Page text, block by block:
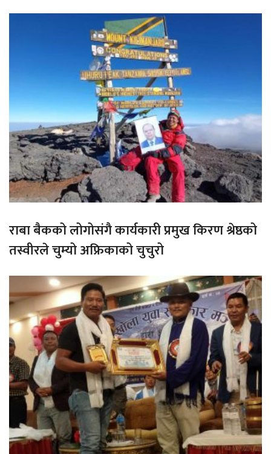
राबा बैकको लोगोसंगै कार्यकारी प्रमुख किरण श्रेष्ठको
तस्वीरले चुम्यो अफ्रिकाको चुचुरो